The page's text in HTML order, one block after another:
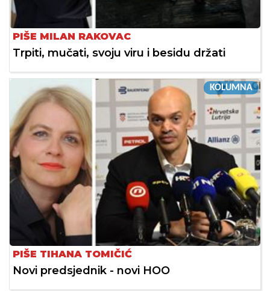
PIŠE MILAN RAKOVAC
Trpiti, mučati, svoju viru i besidu držati
KOLUMNA
PIŠE TIHANA TOMIČIĆ
Novi predsjednik - novi HOO